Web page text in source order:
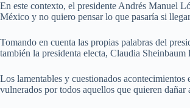
En este contexto, el presidente Andrés Manuel
México y no quiero pensar lo que pasaría si
Tomando en cuenta las propias palabras del
también la presidenta electa, Claudia
Los lamentables y cuestionados
vulnerados por todos aquellos que quieren dañar